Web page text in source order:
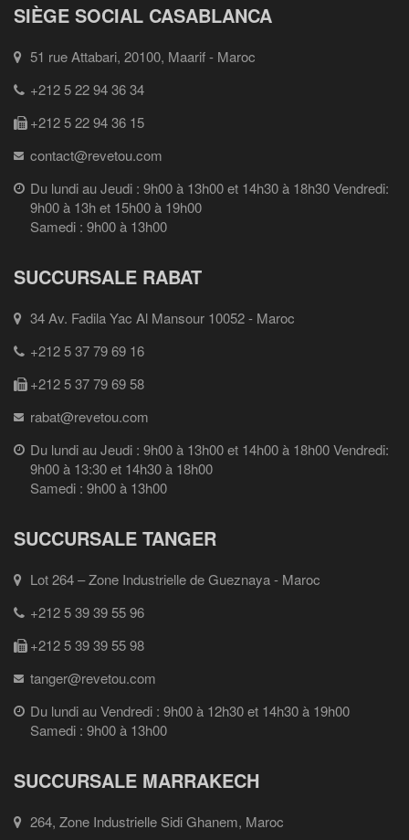
SIÈGE SOCIAL CASABLANCA
51 rue Attabari, 20100, Maarif - Maroc
+212 5 22 94 36 34
+212 5 22 94 36 15
contact@revetou.com
Du lundi au Jeudi : 9h00 à 13h00 et 14h30 à 18h30 Vendredi:
9h00 à 13h et 15h00 à 19h00
Samedi : 9h00 à 13h00
SUCCURSALE RABAT
34 Av. Fadila Yac Al Mansour 10052 - Maroc
+212 5 37 79 69 16
+212 5 37 79 69 58
rabat@revetou.com
Du lundi au Jeudi : 9h00 à 13h00 et 14h00 à 18h00 Vendredi:
9h00 à 13:30 et 14h30 à 18h00
Samedi : 9h00 à 13h00
SUCCURSALE TANGER
Lot 264 – Zone Industrielle de Gueznaya - Maroc
+212 5 39 39 55 96
+212 5 39 39 55 98
tanger@revetou.com
Du lundi au Vendredi : 9h00 à 12h30 et 14h30 à 19h00
Samedi : 9h00 à 13h00
SUCCURSALE MARRAKECH
264, Zone Industrielle Sidi Ghanem, Maroc